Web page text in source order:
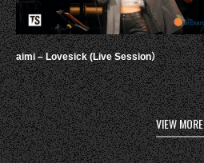
aimi – Lovesick (Live Session）
VIEW MORE